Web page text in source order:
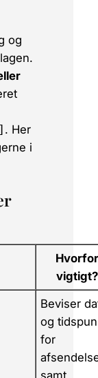
og
. Her
i
vigtigt?
Beviser
og
for
samt